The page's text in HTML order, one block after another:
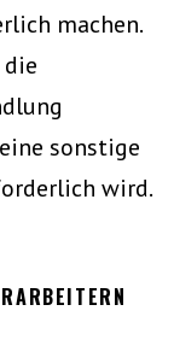
machen.
sonstige
wird.